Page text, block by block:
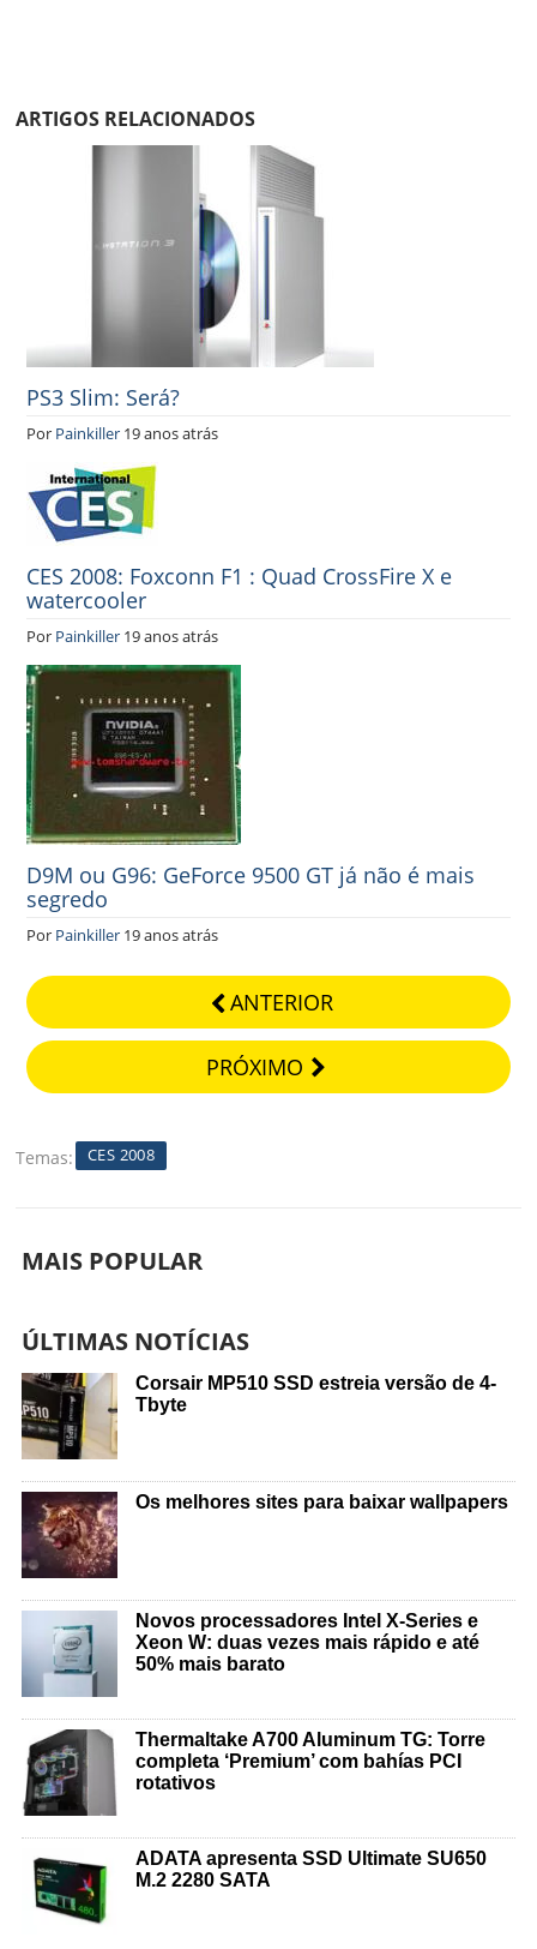
ARTIGOS RELACIONADOS
PS3 Slim: Será?
Por Painkiller 19 anos atrás
CES 2008: Foxconn F1 : Quad CrossFire X e
watercooler
Por Painkiller 19 anos atrás
D9M ou G96: GeForce 9500 GT já não é mais
segredo
Por Painkiller 19 anos atrás
ANTERIOR
PRÓXIMO
Temas CES 2008
MAIS POPULAR
ÚLTIMAS NOTÍCIAS
Corsair MP510 SSD estreia versão de 4-
Tbyte
Os melhores sites para baixar wallpapers
Novos processadores Intel X-Series e
Xeon W: duas vezes mais rápido e até
50% mais barato
Thermaltake A700 Aluminum TG: Torre
completa ‘Premium’ com bahías PCI
rotativos
ADATA apresenta SSD Ultimate SU650
M.2 2280 SATA